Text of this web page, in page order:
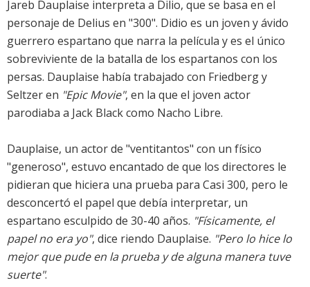
Jareb Dauplaise interpreta a Dilio, que se basa en el
personaje de Delius en "300". Didio es un joven y ávido
guerrero espartano que narra la película y es el único
sobreviviente de la batalla de los espartanos con los
persas. Dauplaise había trabajado con Friedberg y
Seltzer en "Epic Movie", en la que el joven actor
parodiaba a Jack Black como Nacho Libre.
Dauplaise, un actor de "ventitantos" con un físico
"generoso", estuvo encantado de que los directores le
pidieran que hiciera una prueba para Casi 300, pero le
desconcertó el papel que debía interpretar, un
espartano esculpido de 30-40 años. "Físicamente, el
papel no era yo", dice riendo Dauplaise. "Pero lo hice lo
mejor que pude en la prueba y de alguna manera tuve
suerte".